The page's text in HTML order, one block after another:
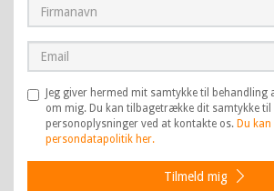
Jeg giver hermed mit samtykke til
om mig. Du kan tilbagetrække dit samtykke
personoplysninger ved at kontakte os. Du
persondatapolitik her.
Tilmeld mig